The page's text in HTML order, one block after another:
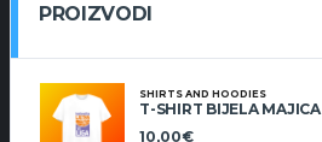
PROIZVODI
SHIRTS AND HOODIES
T-SHIRT BIJELA MAJICA
10,00€